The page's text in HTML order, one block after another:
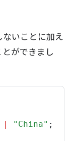
いことに加え
ができまし
| "China" ;